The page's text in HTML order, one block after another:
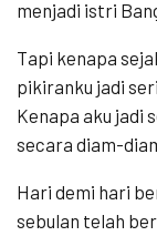
menjadi istri
Tapi kenapa
pikiranku jadi
Kenapa aku jadi
secara diam-
Hari demi hari
sebulan telah